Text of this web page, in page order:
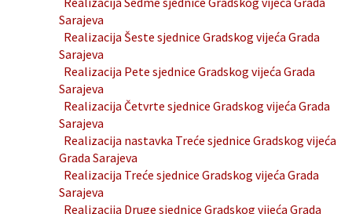
Sarajeva
Realizacija Šeste sjednice Gradskog vijeća Grada
Sarajeva
Realizacija Pete sjednice Gradskog vijeća Grada
Sarajeva
Realizacija Četvrte sjednice Gradskog vijeća Grada
Sarajeva
Realizacija nastavka Treće sjednice Gradskog vijeća
Grada Sarajeva
Realizacija Treće sjednice Gradskog vijeća Grada
Sarajeva
Realizacija Druge sjednice Gradskog vijeća Grada